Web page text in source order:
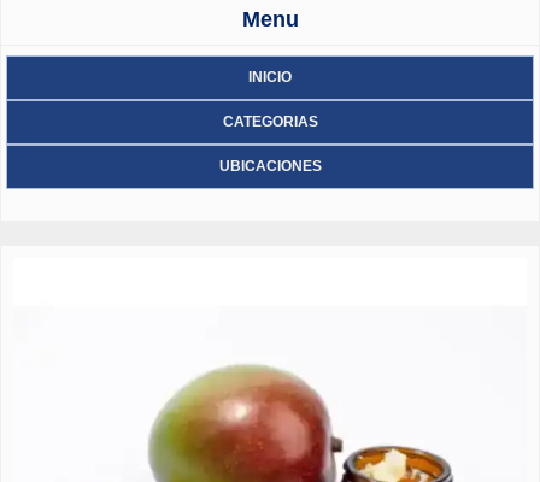
Menu
INICIO
CATEGORIAS
UBICACIONES